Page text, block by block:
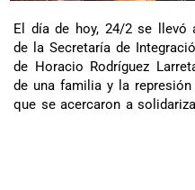
El día de hoy, 24/2 se llevó
de la Secretaría de
de Horacio Rodríguez
de una familia y la
que se acercaron a